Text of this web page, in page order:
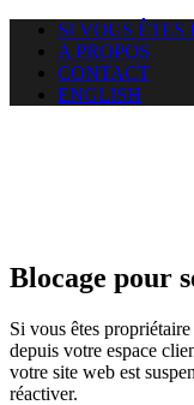
SI VOUS ÊTES
A PROPOS
CONTACT
ENGLISH
Blocage pour
Si vous êtes
depuis votre espace
votre site web est
réactiver.